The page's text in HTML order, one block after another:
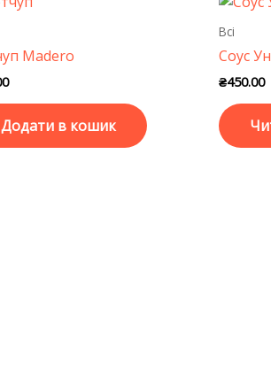
Madero
Додати в кошик
Всі
Соус
₴450.00